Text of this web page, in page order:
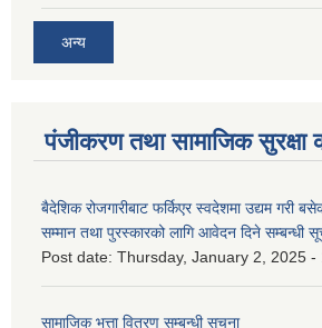
अन्य
पंजीकरण तथा सामाजिक सुरक्षा
बैदेशिक रोजगारीबाट फर्किएर स्वदेशमा उद्यम गरी
सम्मान तथा पुरस्कारको लागि आवेदन दिने सम्बन्धी
Post date: Thursday, January 2, 2025 -
सामाजिक भत्ता वितरण सम्बन्धी सूचना